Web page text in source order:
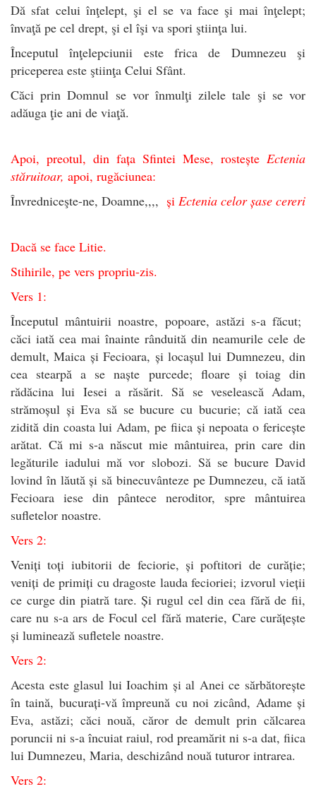
Dă sfat celui înţelept, şi el se va face şi mai înţelept;
învaţă pe cel drept, şi el îşi va spori ştiinţa lui.
Începutul înţelepciunii este frica de Dumnezeu şi
priceperea este ştiinţa Celui Sfânt.
Căci prin Domnul se vor înmulţi zilele tale şi se vor
adăuga ţie ani de viaţă.
Apoi, preotul, din fața Sfintei Mese, rostește Ectenia
stăruitoar, apoi, rugăciunea:
Învredniceşte-ne, Doamne,,,, și Ectenia celor șase cereri
Dacă se face Litie.
Stihirile, pe vers propriu-zis.
Vers 1:
Începutul mântuirii noastre, popoare, astăzi s-a făcut;
căci iată cea mai înainte rânduită din neamurile cele de
demult, Maica și Fecioara, și locașul lui Dumnezeu, din
cea stearpă a se naște purcede; floare și toiag din
rădăcina lui Iesei a răsărit. Să se veselească Adam,
strămoșul și Eva să se bucure cu bucurie; că iată cea
zidită din coasta lui Adam, pe fiica și nepoata o fericește
arătat. Că mi s-a născut mie mântuirea, prin care din
legăturile iadului mă vor slobozi. Să se bucure David
lovind în lăută și să binecuvânteze pe Dumnezeu, că iată
Fecioara iese din pântece neroditor, spre mântuirea
sufletelor noastre.
Vers 2:
Veniți toți iubitorii de feciorie, și poftitori de curăție;
veniți de primiți cu dragoste lauda fecioriei; izvorul vieții
ce curge din piatră tare. Și rugul cel din cea fără de fii,
care nu s-a ars de Focul cel fără materie, Care curățește
și luminează sufletele noastre.
Vers 2:
Acesta este glasul lui Ioachim și al Anei ce sărbătorește
în taină, bucurați-vă împreună cu noi zicând, Adame și
Eva, astăzi; căci nouă, căror de demult prin călcarea
poruncii ni s-a încuiat raiul, rod preamărit ni s-a dat, fiica
lui Dumnezeu, Maria, deschizând nouă tuturor intrarea.
Vers 2: